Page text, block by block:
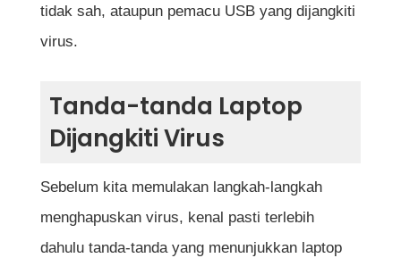
Kesimpulan
Bagaimanakah cara virus boleh
menjangkiti laptop saya?
Adakah antivirus percuma sudah cukup
untuk menghapus virus?
tidak sah, ataupun pemacu USB yang dijangkiti
virus.
Tanda-tanda Laptop
Dijangkiti Virus
Sebelum kita memulakan langkah-langkah
menghapuskan virus, kenal pasti terlebih
dahulu tanda-tanda yang menunjukkan laptop